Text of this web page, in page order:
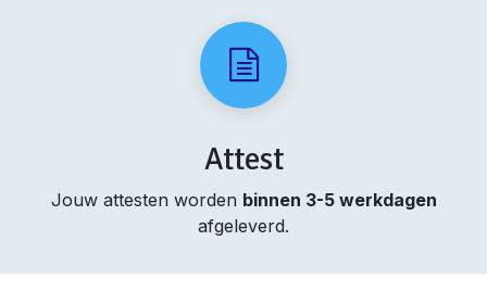
Attest
Jouw attesten worden binnen 3-5 werkdagen
afgeleverd.